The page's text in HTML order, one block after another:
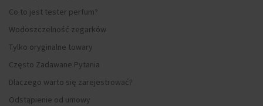
Co to jest tester perfum?
Wodoszczelność zegarków
Tylko oryginalne towary
Często Zadawane Pytania
Dlaczego warto się zarejestrować?
Odstąpienie od umowy